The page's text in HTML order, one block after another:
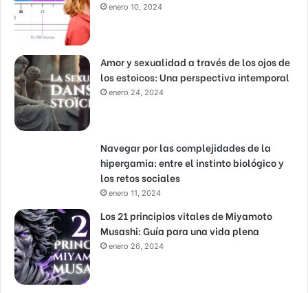
enero 10, 2024
Amor y sexualidad a través de los ojos de
los estoicos: Una perspectiva intemporal
enero 24, 2024
Navegar por las complejidades de la
hipergamia: entre el instinto biológico y
los retos sociales
enero 11, 2024
Los 21 principios vitales de Miyamoto
Musashi: Guía para una vida plena
enero 26, 2024